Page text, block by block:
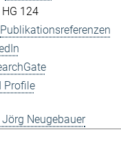
HG 124
Publikationsreferenzen
Profile
Jörg Neugebauer